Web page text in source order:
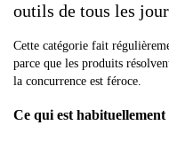
outils de tous les
Cette catégorie fait
parce que les produits
la concurrence est féroce.
Ce qui est habituellement